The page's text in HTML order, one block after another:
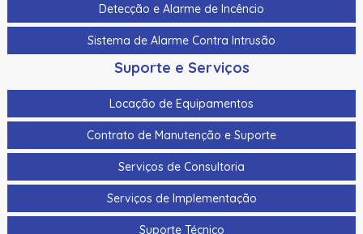
Detecção e Alarme de Incêncio
Sistema de Alarme Contra Intrusão
Suporte e Serviços
Locação de Equipamentos
Contrato de Manutenção e Suporte
Serviços de Consultoria
Serviços de Implementação
Suporte Técnico